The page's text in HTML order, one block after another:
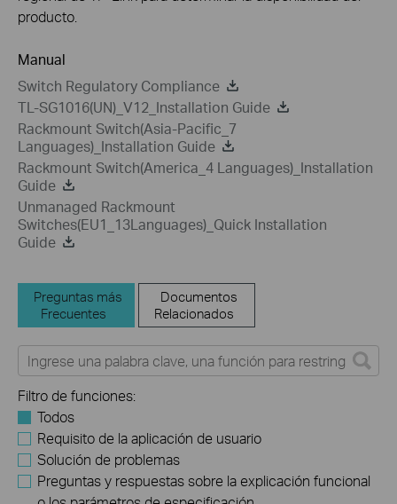
producto.
Manual
Switch Regulatory Compliance
TL-SG1016(UN)_V12_Installation Guide
Rackmount Switch(Asia-Pacific_7
Languages)_Installation Guide
Rackmount Switch(America_4 Languages)_Installation
Guide
Unmanaged Rackmount
Switches(EU1_13Languages)_Quick Installation
Guide
Preguntas más
Frecuentes
Documentos
Relacionados
Filtro de funciones:
Todos
Requisito de la aplicación de usuario
Solución de problemas
Preguntas y respuestas sobre la explicación funcional